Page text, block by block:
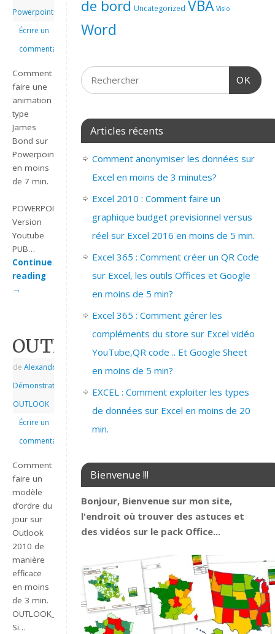
Powerpoint
Écrire un
commentaire
Comment
faire une
animation
type
James
Bond sur
Powerpoint
en moins
de 7 min.
POWERPOINT_2007_EFFET_JAMES_BOND
Version
Youtube
PUB…
Continue
reading
→
deAlexandre
Démonstrations
OUTLOOK
Écrire un
commentaire
Comment
faire un
modèle
d’ordre du
jour sur
Outlook
2010 de
manière
efficace
en moins
de 3 min.
OUTLOOK_2010_MODELE_REUNION_EFFICACE
Si…
de bord Uncategorized VBA Visio
Word
OK
Articles récents
Comment anonymiser les données sur
Excel en moins de 3 minutes?
Excel 2010 : Comment faire un
graphique budget previsionnel versus
réel sur Excel 2016 en moins de 5 min.
Excel 365 : Comment créer un QR Code
sur Excel, les outils Offices et Google
en moins de 5 min?
Excel 365 : Comment gérer les
compléments du store sur Excel vidéo
YouTube,QR code .. Et Google Sheet
en moins de 5 min?
EXCEL : Comment exploiter les types
de données sur Excel en moins de 20
min.
Bienvenue !!!
Bonjour, Bienvenue sur mon site,
l'endroit où trouver des astuces et
des vidéos sur le pack Office...